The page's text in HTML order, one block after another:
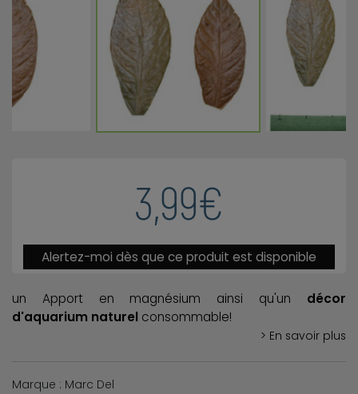
3,99€
Alertez-moi dès que ce produit est disponible
un Apport en magnésium ainsi qu'un décor
d'aquarium naturel consommable!
> En savoir plus
Marque : Marc Del